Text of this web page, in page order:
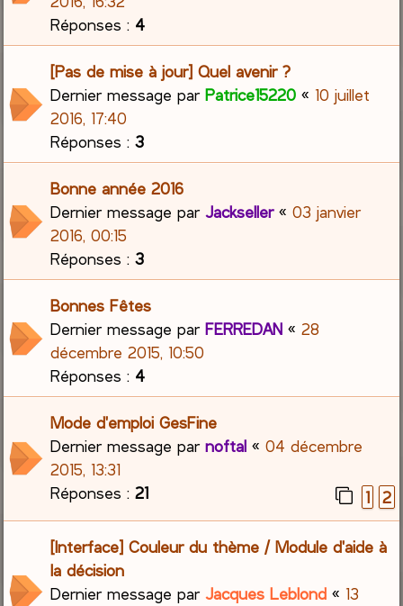
Réponses : 4
[Pas de mise à jour] Quel avenir ?
Dernier message parPatrice15220 « 10 juillet
2016, 17:40
Réponses :3
Bonne année 2016
Dernier message parJackseller«03 janvier
2016, 00:15
Réponses :3
Bonnes Fêtes
Dernier message parFERREDAN «28
décembre 2015, 10:50
Réponses : 4
Mode d'emploi GesFine
Dernier message parnoftal «04 décembre
2015, 13:31
Réponses :21 1 2
[Interface] Couleur du thème / Module d'aide à
la décision
Dernier message parJacques Leblond « 13